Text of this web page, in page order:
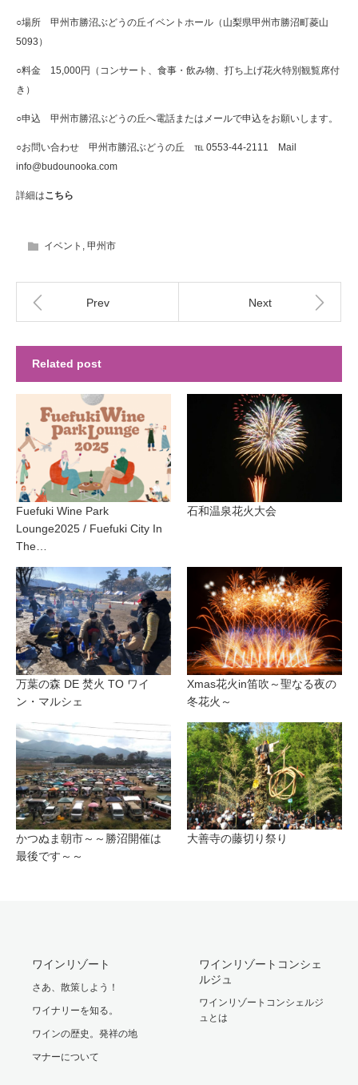
○場所 甲州市勝沼ぶどうの丘イベントホール（山梨県甲州市勝沼町菱山
5093）
○料金 15,000円（コンサート、食事・飲み物、打ち上げ花火特別観覧席付
き）
○申込 甲州市勝沼ぶどうの丘へ電話またはメールで申込をお願いします。
○お問い合わせ 甲州市勝沼ぶどうの丘 ℡ 0553-44-2111 Mail
info@budounooka.com
詳細はこちら
イベント , 甲州市
Prev Next
Related post
Fuefuki Wine Park
Lounge2025 / Fuefuki City In
The…
石和温泉花火大会
万葉の森 DE 焚火 TO ワイ
ン・マルシェ
Xmas花火in笛吹～聖なる夜の
冬花火～
かつぬま朝市～～勝沼開催は
最後です～～
大善寺の藤切り祭り
ワインリゾート
さあ、散策しよう！
ワイナリーを知る。
ワインの歴史。発祥の地
マナーについて
ワインリゾートコンシェ
ルジュ
ワインリゾートコンシェルジ
ュとは